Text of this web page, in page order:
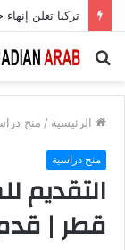
تركيا تعلن
بحث
الرئيسية / منح
منح دراسية
التقديم
قطر |